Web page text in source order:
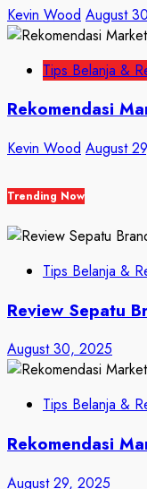
Kevin Wood August
Tips Belanja &
Rekomendasi
Kevin Wood August
Trending Now
Tips Belanja &
Review Sepatu
August 30, 2025
Tips Belanja &
Rekomendasi
August 29, 2025